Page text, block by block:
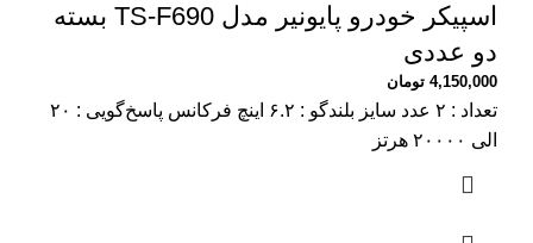
اسپیکر خودرو پایونیر مدل TS-F690 بسته
دو عددی
4,150,000 تومان
تعداد : ۲ عدد سایز بلندگو : ۶.۲ اینچ فرکانس پاسخ‌گویی : ۲۰
الی ۲۰۰۰۰ هرتز